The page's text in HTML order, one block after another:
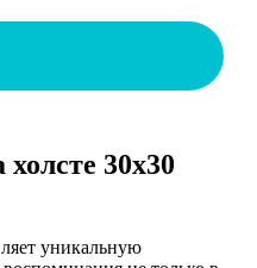
30х30
уникальную